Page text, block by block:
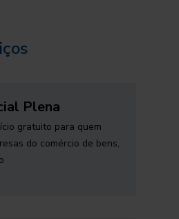
Plena
gratuito para quem
do comércio de bens,